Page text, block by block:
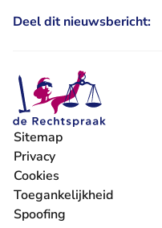
Deel dit nieuwsbericht:
Sitemap
Privacy
Cookies
Toegankelijkheid
Spoofing